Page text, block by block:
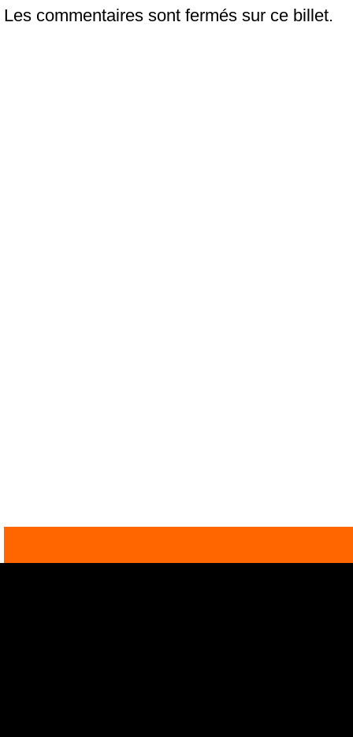
Les commentaires sont fermés sur ce billet.